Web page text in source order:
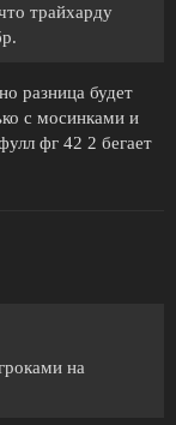
трайхарду
разница будет
с мосинками и
фг 42 2 бегает
на